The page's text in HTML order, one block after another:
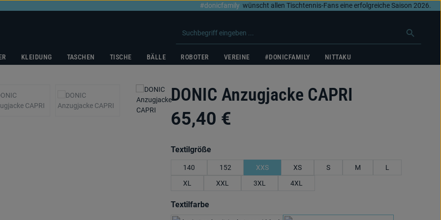
#donicfamily wünscht allen Tischtennis-Fans eine erfolgreiche Saison 2026.
KLEIDUNG TASCHEN TISCHE BÄLLE ROBOTER VEREINE #DONICFAMILY NITTAKU
DONIC Anzugjacke CAPRI
65,40 €
Textilgrößeauswählen
140 152 XXS XS S M
L
XL
XXL 3XL 4XL
Textilfarbeauswählen